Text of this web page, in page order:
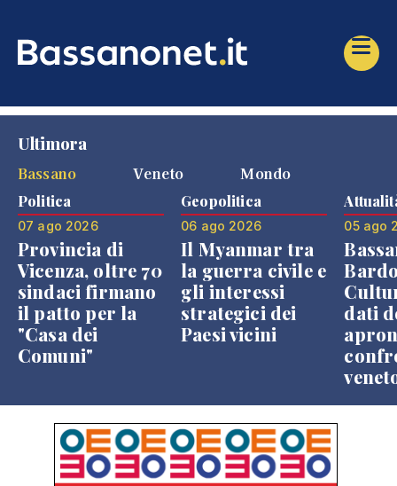
Ultimora
Bassano
Veneto Mondo
Politica
07 ago 2026
Provincia di
Vicenza, oltre 70
sindaci firmano
il patto per la
"Casa dei
Comuni"
Geopolitica
06 ago 2026
Il Myanmar tra
la guerra civile e
gli interessi
strategici dei
Paesi vicini
05 ago
dati